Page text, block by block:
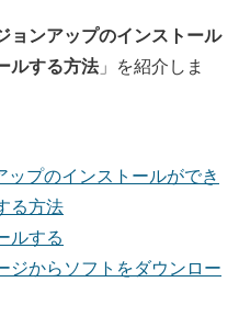
ョンアップのインストール
ルする方法」を紹介しま
プのインストールができ
る方法
ルする
ジからソフトをダウンロー